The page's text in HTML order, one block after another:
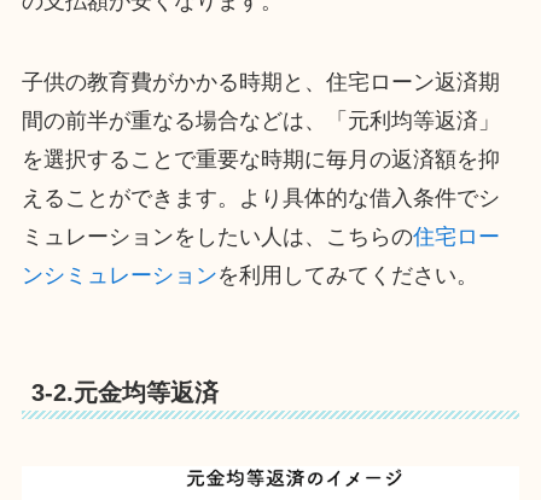
子供の教育費がかかる時期と、住宅ローン返済期
間の前半が重なる場合などは、「元利均等返済」
を選択することで重要な時期に毎月の返済額を抑
えることができます。より具体的な借入条件でシ
ミュレーションをしたい人は、こちらの住宅ロー
ンシミュレーションを利用してみてください。
3-2.元金均等返済